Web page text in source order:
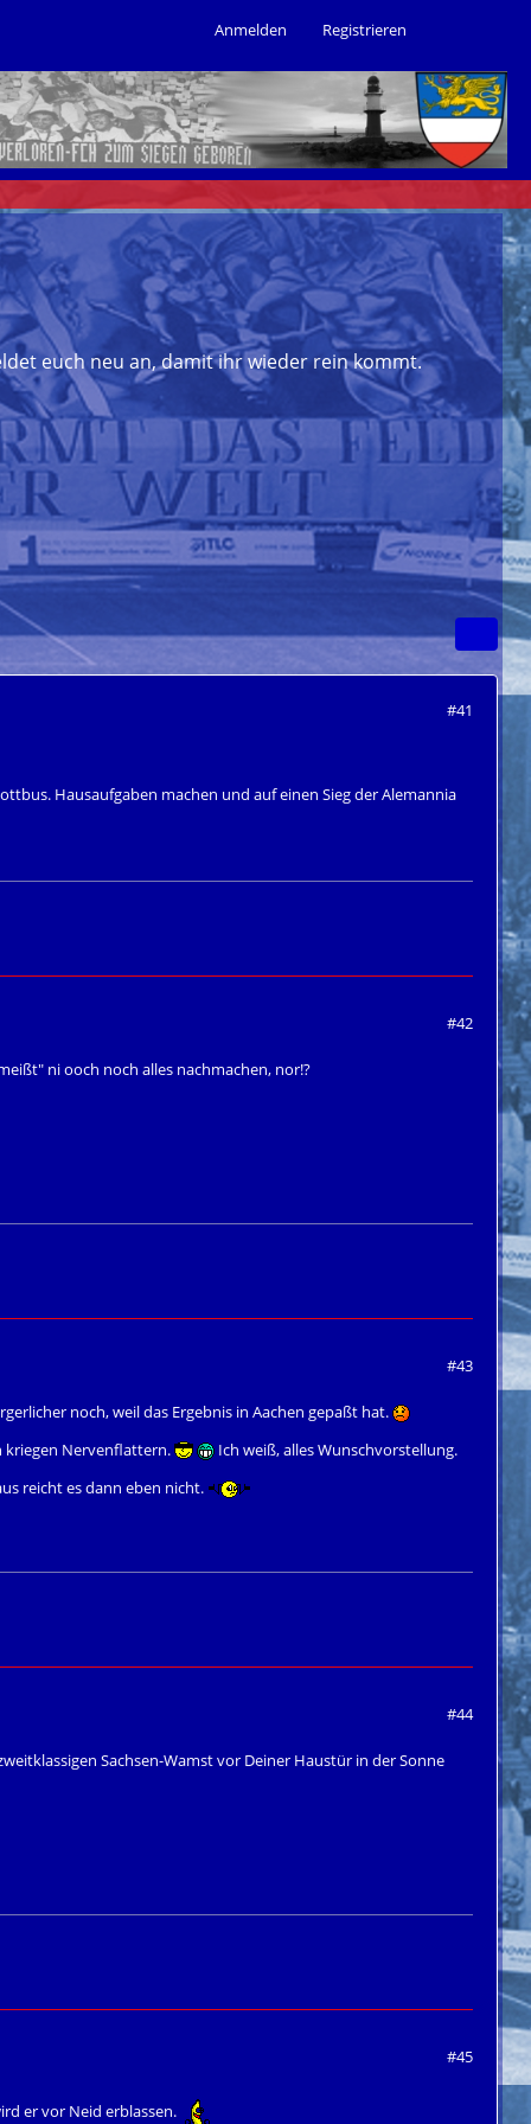
Anmelden Registrieren
euch neu an, damit ihr wieder rein kommt.
#41
Hausaufgaben machen und auf einen Sieg der Alemannia
#42
ni ooch noch alles nachmachen, nor!?
#43
noch, weil das Ergebnis in Aachen gepaßt hat.
kriegen Nervenflattern.
Ich weiß, alles Wunschvorstellung.
reicht es dann eben nicht.
#44
Sachsen-Wamst vor Deiner Haustür in der Sonne
#45
er vor Neid erblassen.